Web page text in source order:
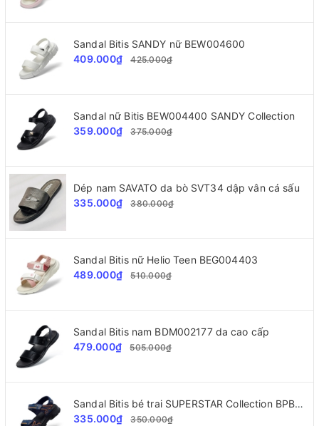
Sandal Bitis SANDY nữ BEW004600
409.000₫
425.000₫
Sandal nữ Bitis BEW004400 SANDY Collection
359.000₫
375.000₫
Dép nam SAVATO da bò SVT34 dập vân cá sấu
335.000₫
380.000₫
Sandal Bitis nữ Helio Teen BEG004403
489.000₫
510.000₫
Sandal Bitis nam BDM002177 da cao cấp
479.000₫
505.000₫
Sandal Bitis bé trai SUPERSTAR Collection BPB000500
335.000₫
350.000₫